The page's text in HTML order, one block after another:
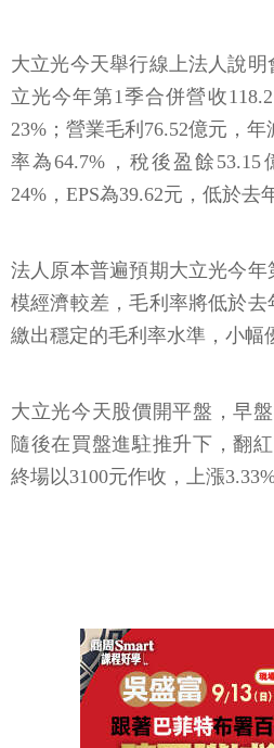
大立光今天舉行線上法人說
立光今年第1季合併營收
23%；營業毛利76.52億元，年
率為64.7%，稅後盈餘
24%，EPS為39.62元，低於去
法人原本普遍預期大立光今
模經濟較差，毛利率將低於
繳出穩定的毛利率水準，小幅
大立光今天股價開平盤，早
隨後在買盤進駐推升下，翻
終場以3100元作收，上漲3.33%